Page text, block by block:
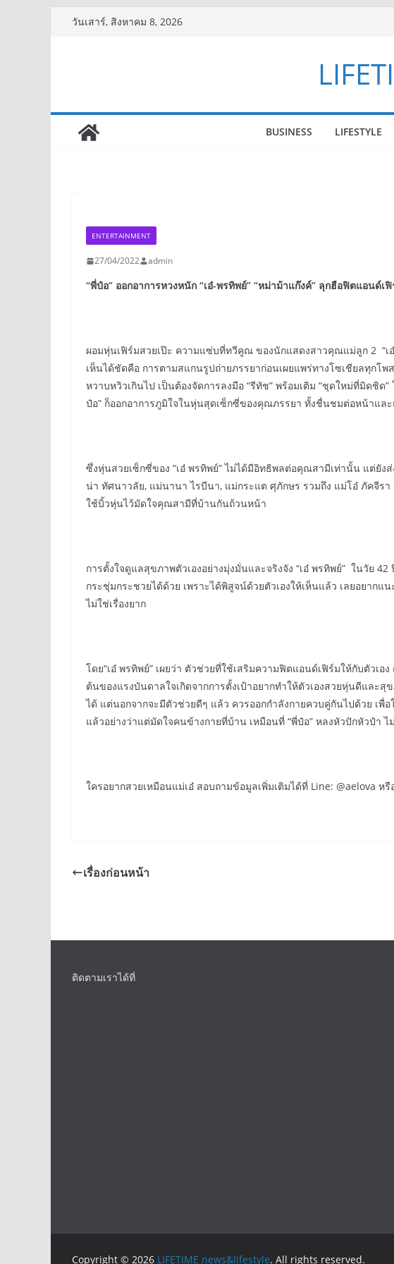
วันเสาร์, สิงหาคม 8, 2026
BUSINESS LIFESTYLE
ENTERTAINMENT
27/04/2022 admin
“พี่ป๋อ” ออกอาการหวงหนัก “เอ๋-พรทิพย์” “หม่าม้าแก๊งค์” ลุกฮือฟิตแอนด์เ
ผอมหุ่นเฟิร์มสวยเป๊ะ ความแซ่บที่ทวีคูณ ของนักแสดงสาวคุณแม่ลูก 2 “เ
เห็นได้ชัดคือ การตามสแกนรูปถ่ายภรรยาก่อนเผยแพร่ทางโซเชียลทุกโ
หวาบหวิวเกินไป เป็นต้องจัดการลงมือ “รีทัช” พร้อมเติม “ชุดใหม่ที่มิดชิด
ป๋อ” ก็ออกอาการภูมิใจในหุ่นสุดเซ็กซี่ของคุณภรรยา ทั้งชื่นชมต่อหน้าแล
ซึ่งหุ่นสวยเซ็กซี่ของ “เอ๋ พรทิพย์” ไม่ได้มีอิทธิพลต่อคุณสามีเท่านั้น แต่ยั
น่า ทัศนาวลัย, แม่นานา ไรบีนา, แม่กระแต ศุภักษร รวมถึง แม่โอ๋ ภัคจีร
ใช้บิ้วหุ่นไว้มัดใจคุณสามีที่บ้านกันถ้วนหน้า
การตั้งใจดูแลสุขภาพตัวเองอย่างมุ่งมั่นและจริงจัง “เอ๋ พรทิพย์” ในวัย
กระชุ่มกระชวยได้ด้วย เพราะได้พิสูจน์ด้วยตัวเองให้เห็นแล้ว เลยอยาก
ไม่ใช่เรื่องยาก
โดย“เอ๋ พรทิพย์” เผยว่า ตัวช่วยที่ใช้เสริมความฟิตแอนด์เฟิร์มให้กับตัว
ต้นของแรงบันดาลใจเกิดจากการตั้งเป้าอยากทำให้ตัวเองสวยหุ่นดีแล
ได้ แต่นอกจากจะมีตัวช่วยดีๆ แล้ว ควรออกกำลังกายควบคู่กันไปด้วย เพื่
แล้วอย่างว่าแต่มัดใจคนข้างกายที่บ้าน เหมือนที่ “พี่ป๋อ” หลงหัวปักหัวปำ
ใครอยากสวยเหมือนแม่เอ๋ สอบถามข้อมูลเพิ่มเติมได้ที่ Line: @aelova
เรื่องก่อนหน้า
ติดตามเราได้ที่
Copyright © 2026 LIFETIME news&lifestyle. All rights reserved.